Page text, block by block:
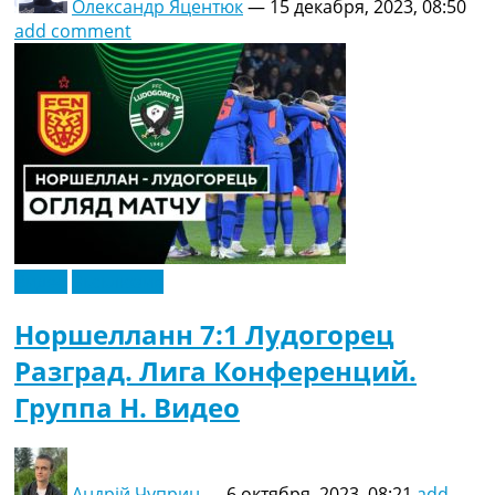
Олександр Яцентюк— 15 декабря, 2023, 08:50
add comment
Норшелланн 7:1 Лудогорец
Разград. Лига Конференций.
Группа H. Видео